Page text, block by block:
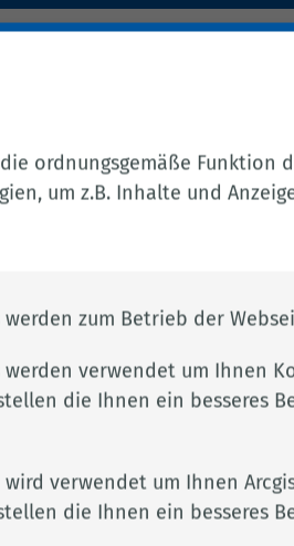
& PRESSE
Kontrolle
die Einhaltung der
und den
von den Mitarbeitern des
es neben der artgerechten
Einhaltung der
ordnungsgemäße Funktion
um z.B. Inhalte und
werden zum Betrieb der
werden verwendet um Ihnen
die Ihnen ein besseres
wird verwendet um Ihnen
die Ihnen ein besseres